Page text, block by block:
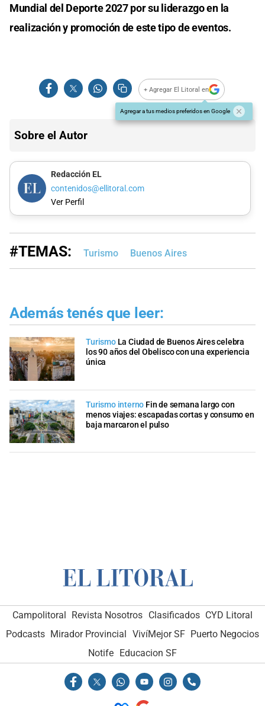
Mundial del Deporte 2027 por su liderazgo en la
realización y promoción de este tipo de eventos.
+ Agregar El Litoral en
Agregar a tus medios preferidos en Google
Sobre el Autor
Redacción EL
contenidos@ellitoral.com
Ver Perfil
#TEMAS: Turismo Buenos Aires
Además tenés que leer:
Turismo La Ciudad de Buenos Aires celebra
los 90 años del Obelisco con una experiencia
única
Turismo interno Fin de semana largo con
menos viajes: escapadas cortas y consumo en
baja marcaron el pulso
Campolitoral Revista Nosotros Clasificados CYD Litoral
Podcasts Mirador Provincial VivíMejor SF Puerto Negocios
Notife Educacion SF